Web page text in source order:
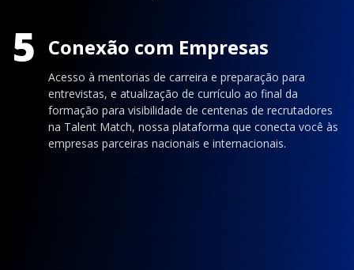
5 Conexão com Empresas
Acesso à mentorias de carreira e preparação para
entrevistas, e atualização de currículo ao final da
formação para visibilidade de centenas de recrutadores
na Talent Match, nossa plataforma que conecta você às
empresas parceiras nacionais e internacionais.